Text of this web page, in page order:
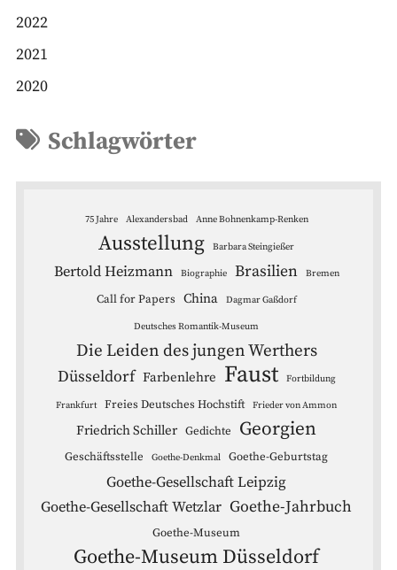
2022
2021
2020
Schlagwörter
75 Jahre Alexandersbad Anne Bohnenkamp-Renken
Ausstellung Barbara Steingießer
Bertold Heizmann Biographie Brasilien Bremen
Call for Papers China Dagmar Gaßdorf
Deutsches Romantik-Museum
Die Leiden des jungen Werthers
Düsseldorf Farbenlehre Faust Fortbildung
Frankfurt Freies Deutsches Hochstift Frieder von Ammon
Friedrich Schiller Gedichte Georgien
Geschäftsstelle Goethe-Denkmal Goethe-Geburtstag
Goethe-Gesellschaft Leipzig
Goethe-Gesellschaft Wetzlar Goethe-Jahrbuch
Goethe-Museum
Goethe-Museum Düsseldorf